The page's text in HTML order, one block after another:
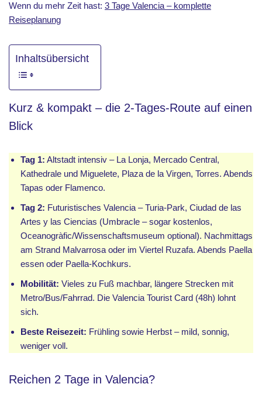
Wenn du mehr Zeit hast: 3 Tage Valencia – komplette
Reiseplanung
Inhaltsübersicht
Kurz & kompakt – die 2-Tages-Route auf einen
Blick
Tag 1: Altstadt intensiv – La Lonja, Mercado Central,
Kathedrale und Miguelete, Plaza de la Virgen, Torres. Abends
Tapas oder Flamenco.
Tag 2: Futuristisches Valencia – Turia-Park, Ciudad de las
Artes y las Ciencias (Umbracle – sogar kostenlos,
Oceanogràfic/Wissenschaftsmuseum optional). Nachmittags
am Strand Malvarrosa oder im Viertel Ruzafa. Abends Paella
essen oder Paella-Kochkurs.
Mobilität: Vieles zu Fuß machbar, längere Strecken mit
Metro/Bus/Fahrrad. Die Valencia Tourist Card (48h) lohnt
sich.
Beste Reisezeit: Frühling sowie Herbst – mild, sonnig,
weniger voll.
Reichen 2 Tage in Valencia?